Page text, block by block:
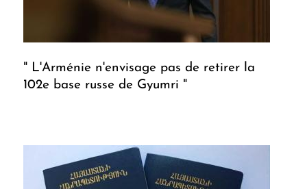
" L'Arménie n'envisage pas de retirer la
102e base russe de Gyumri "